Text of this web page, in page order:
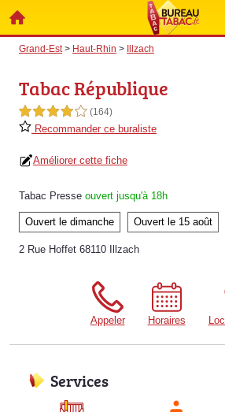
Grand-Est> Haut-Rhin > Illzach
Tabac République
4,0 étoiles sur 5 (164)
Recommander ce buraliste
Améliorer cette fiche
Tabac Presse ouvert jusqu'à 18h
Ouvert le dimanche Ouvert le 15 août
2 Rue Hoffet 68110 Illzach
Appeler Horaires
Services